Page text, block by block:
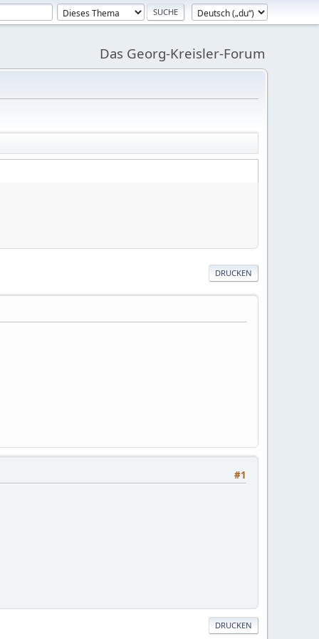
Das Georg-Kreisler-Forum
DRUCKEN
#1
DRUCKEN